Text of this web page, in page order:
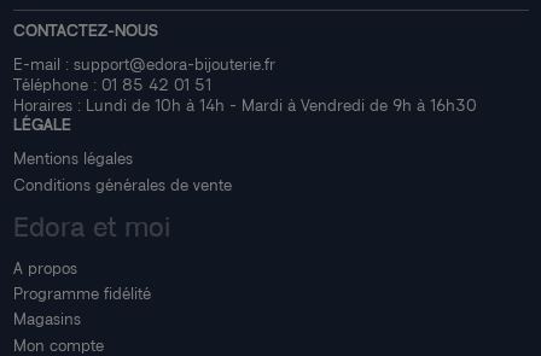
CONTACTEZ-NOUS
E-mail : support@edora-bijouterie.fr
Téléphone : 01 85 42 01 51
Horaires : Lundi de 10h à 14h - Mardi à Vendredi de 9h à 16h30
LÉGALE
Mentions légales
Conditions générales de vente
Edora et moi
A propos
Programme fidélité
Magasins
Mon compte